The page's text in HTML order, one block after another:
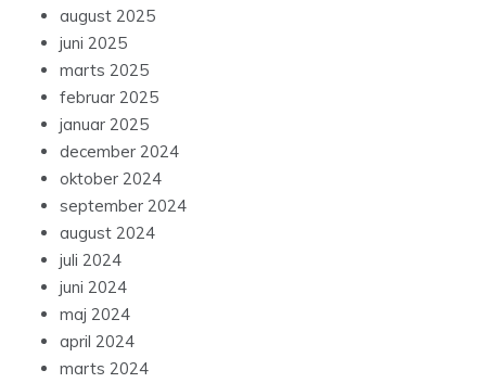
august 2025
juni 2025
marts 2025
februar 2025
januar 2025
december 2024
oktober 2024
september 2024
august 2024
juli 2024
juni 2024
maj 2024
april 2024
marts 2024